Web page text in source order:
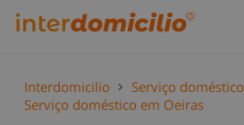
Interdomicilio
Serviço doméstico
Serviço doméstico em Oeiras